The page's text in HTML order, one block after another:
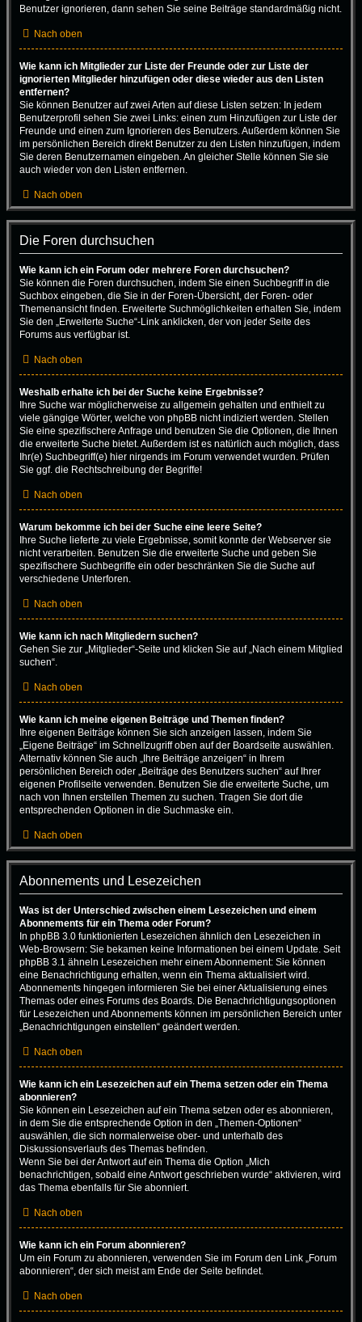
Benutzer ignorieren, dann sehen Sie seine Beiträge standardmäßig nicht.
Nach oben
Wie kann ich Mitglieder zur Liste der Freunde oder zur Liste der
ignorierten Mitglieder hinzufügen oder diese wieder aus den Listen
entfernen?
Sie können Benutzer auf zwei Arten auf diese Listen setzen: In jedem
Benutzerprofil sehen Sie zwei Links: einen zum Hinzufügen zur Liste der
Freunde und einen zum Ignorieren des Benutzers. Außerdem können Sie
im persönlichen Bereich direkt Benutzer zu den Listen hinzufügen, indem
Sie deren Benutzernamen eingeben. An gleicher Stelle können Sie sie
auch wieder von den Listen entfernen.
Nach oben
Die Foren durchsuchen
Wie kann ich ein Forum oder mehrere Foren durchsuchen?
Sie können die Foren durchsuchen, indem Sie einen Suchbegriff in die
Suchbox eingeben, die Sie in der Foren-Übersicht, der Foren- oder
Themenansicht finden. Erweiterte Suchmöglichkeiten erhalten Sie, indem
Sie den „Erweiterte Suche“-Link anklicken, der von jeder Seite des
Forums aus verfügbar ist.
Nach oben
Weshalb erhalte ich bei der Suche keine Ergebnisse?
Ihre Suche war möglicherweise zu allgemein gehalten und enthielt zu
viele gängige Wörter, welche von phpBB nicht indiziert werden. Stellen
Sie eine spezifischere Anfrage und benutzen Sie die Optionen, die Ihnen
die erweiterte Suche bietet. Außerdem ist es natürlich auch möglich, dass
Ihr(e) Suchbegriff(e) hier nirgends im Forum verwendet wurden. Prüfen
Sie ggf. die Rechtschreibung der Begriffe!
Nach oben
Warum bekomme ich bei der Suche eine leere Seite?
Ihre Suche lieferte zu viele Ergebnisse, somit konnte der Webserver sie
nicht verarbeiten. Benutzen Sie die erweiterte Suche und geben Sie
spezifischere Suchbegriffe ein oder beschränken Sie die Suche auf
verschiedene Unterforen.
Nach oben
Wie kann ich nach Mitgliedern suchen?
Gehen Sie zur „Mitglieder“-Seite und klicken Sie auf „Nach einem Mitglied
suchen“.
Nach oben
Wie kann ich meine eigenen Beiträge und Themen finden?
Ihre eigenen Beiträge können Sie sich anzeigen lassen, indem Sie
„Eigene Beiträge“ im Schnellzugriff oben auf der Boardseite auswählen.
Alternativ können Sie auch „Ihre Beiträge anzeigen“ in Ihrem
persönlichen Bereich oder „Beiträge des Benutzers suchen“ auf Ihrer
eigenen Profilseite verwenden. Benutzen Sie die erweiterte Suche, um
nach von Ihnen erstellen Themen zu suchen. Tragen Sie dort die
entsprechenden Optionen in die Suchmaske ein.
Nach oben
Abonnements und Lesezeichen
Was ist der Unterschied zwischen einem Lesezeichen und einem
Abonnements für ein Thema oder Forum?
In phpBB 3.0 funktionierten Lesezeichen ähnlich den Lesezeichen in
Web-Browsern: Sie bekamen keine Informationen bei einem Update. Seit
phpBB 3.1 ähneln Lesezeichen mehr einem Abonnement: Sie können
eine Benachrichtigung erhalten, wenn ein Thema aktualisiert wird.
Abonnements hingegen informieren Sie bei einer Aktualisierung eines
Themas oder eines Forums des Boards. Die Benachrichtigungsoptionen
für Lesezeichen und Abonnements können im persönlichen Bereich unter
„Benachrichtigungen einstellen“ geändert werden.
Nach oben
Wie kann ich ein Lesezeichen auf ein Thema setzen oder ein Thema
abonnieren?
Sie können ein Lesezeichen auf ein Thema setzen oder es abonnieren,
in dem Sie die entsprechende Option in den „Themen-Optionen“
auswählen, die sich normalerweise ober- und unterhalb des
Diskussionsverlaufs des Themas befinden.
Wenn Sie bei der Antwort auf ein Thema die Option „Mich
benachrichtigen, sobald eine Antwort geschrieben wurde“ aktivieren, wird
das Thema ebenfalls für Sie abonniert.
Nach oben
Wie kann ich ein Forum abonnieren?
Um ein Forum zu abonnieren, verwenden Sie im Forum den Link „Forum
abonnieren“, der sich meist am Ende der Seite befindet.
Nach oben